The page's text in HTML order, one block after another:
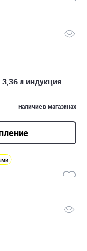
л индукция
Наличие в магазинах